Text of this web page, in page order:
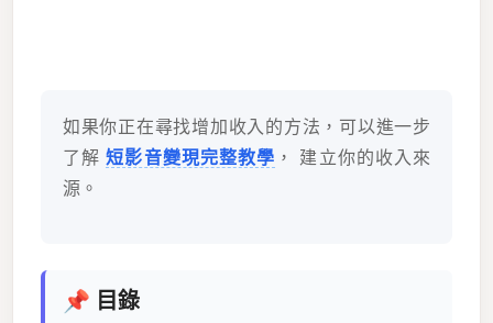
如果你正在尋找增加收入的方法，可以進一步
了解短影音變現完整教學 ， 建立你的收入來
源。
📌 目錄